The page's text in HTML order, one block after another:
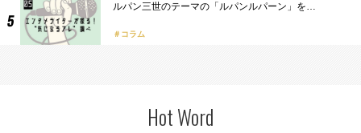
ルパン三世のテーマの「ルパンルパーン」を…
コラム
Hot Word